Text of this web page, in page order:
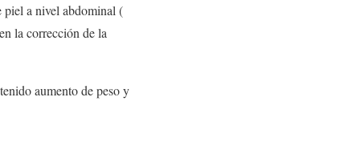
piel a nivel abdominal (
la corrección de la
aumento de peso y